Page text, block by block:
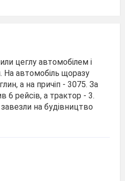
цеглу автомобілем і
автомобіль щоразу
а на причіп - 3075. За
6 рейсів, а трактор - 3.
на будівництво